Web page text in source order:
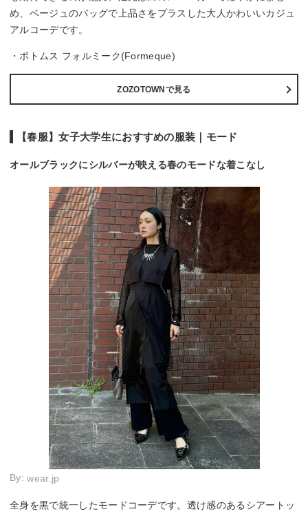
め、ベージュのバッグで上品さをプラスした大人かわいいカジュ
アルコーデです。
・ボトムス フォルミーク(Formeque)
ZOZOTOWNで見る
【春服】女子大学生におすすめの服装｜モード
オールブラックにシルバーが映える春のモードな着こなし
By:wear.jp
全身を黒で統一したモードコーデです。透け感のあるシアートッ